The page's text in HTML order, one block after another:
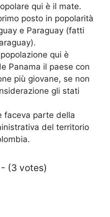
qui è il mate.
posto in popolarità
e Paraguay (fatti
qui è
Panama il paese con
più giovane, se non
gli stati
faceva parte della
del territorio
(3 votes)